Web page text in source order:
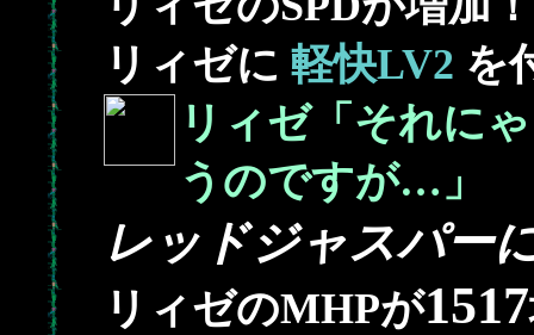
リィゼに 軽快LV2 を
リィゼ「それに
うのですが…」
レッドジャスパー
リィゼのMHPが1517